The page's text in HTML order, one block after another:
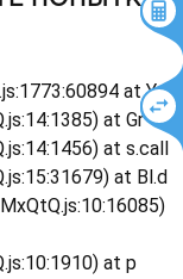
at Ys
at Gr
at s.call
at Bl.d
at p